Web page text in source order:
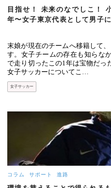
目指せ！ 未来のなでしこ！
年〜女子東京代表として男子に
末娘が現在のチームへ移籍して
す。女子チームの存在も知らな
で走り切ったこの1年は宝物だっ
女子サッカーについてこ…
女子サッカー
コラム サポート 進路